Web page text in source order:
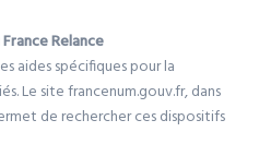
Relance
aides spécifiques pour la
Le site francenum.gouv.fr, dans
de rechercher ces dispositifs